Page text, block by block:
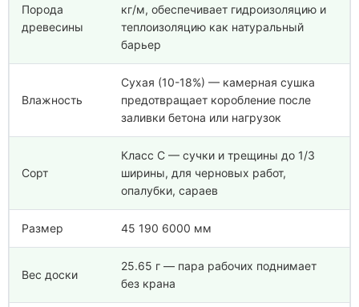
Порода
древесины
кг/м, обеспечивает гидроизоляцию и
теплоизоляцию как натуральный
барьер
Влажность
Сухая (10-18%) — камерная сушка
предотвращает коробление после
заливки бетона или нагрузок
Сорт
Класс С — сучки и трещины до 1/3
ширины, для черновых работ,
опалубки, сараев
Размер 45 190 6000 мм
Вес доски
25.65 г — пара рабочих поднимает
без крана